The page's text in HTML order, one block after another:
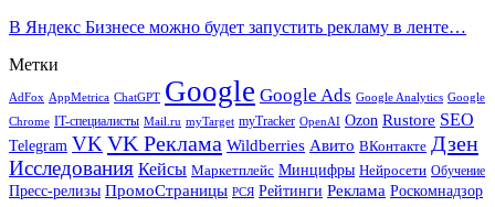
В Яндекс Бизнесе можно будет запустить рекламу в ленте…
Метки
AdFox AppMetrica ChatGPT Google Google Ads Google Analytics Google
Chrome IT-специалисты Mail.ru myTarget myTracker OpenAI Ozon Rustore SEO
Telegram VK VK Реклама Wildberries Авито ВКонтакте Дзен
Исследования Кейсы Маркетплейс Минцифры Нейросети Обучение
Пресс-релизы ПромоСтраницы РСЯ Рейтинги Реклама Роскомнадзор